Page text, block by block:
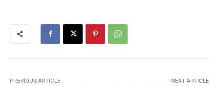
PREVIOUS ARTICLE NEXT ARTICLE